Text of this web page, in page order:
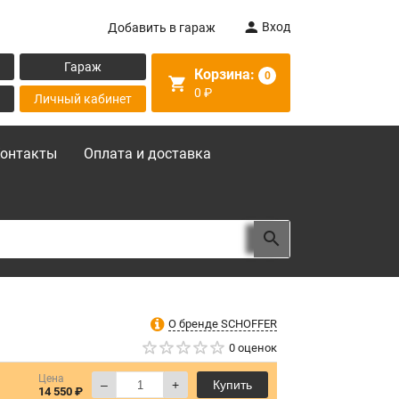
Добавить в гараж Вход
Гараж
Личный кабинет
Корзина: 0
0 ₽
Оплата и доставка
О бренде SCHOFFER
0 оценок
Цена
14 550 ₽ – + Купить